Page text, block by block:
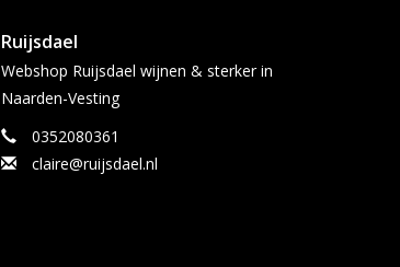
Ruijsdael
Webshop Ruijsdael wijnen & sterker in
Naarden-Vesting
0352080361
claire@ruijsdael.nl